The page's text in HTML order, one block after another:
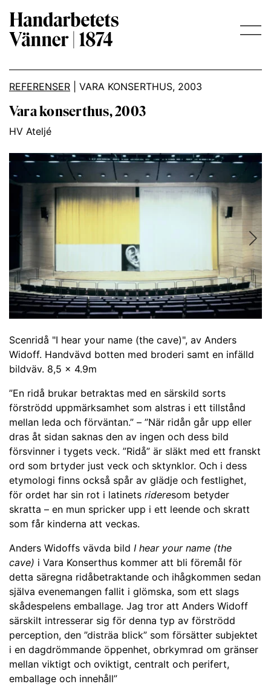
Main Navigation
REFERENSER VARA KONSERTHUS, 2003
Vara konserthus, 2003
HV Ateljé
Previous
Scenridå "I hear your name (the cave)", av Anders
Widoff. Handvävd botten med broderi samt en infälld
bildväv. 8,5 x 4.9m
”En ridå brukar betraktas med en särskild sorts
förströdd uppmärksamhet som alstras i ett tillstånd
mellan leda och förväntan.” – ”När ridån går upp eller
dras åt sidan saknas den av ingen och dess bild
försvinner i tygets veck. ”Ridå” är släkt med ett franskt
ord som brtyder just veck och sktynklor. Och i dess
etymologi finns också spår av glädje och festlighet,
för ordet har sin rot i latinets rideresom betyder
skratta – en mun spricker upp i ett leende och skratt
som får kinderna att veckas.
Anders Widoffs vävda bild I hear your name (the
cave) i Vara Konserthus kommer att bli föremål för
detta säregna ridåbetraktande och ihågkommen sedan
själva evenemangen fallit i glömska, som ett slags
skådespelens emballage. Jag tror att Anders Widoff
särskilt intresserar sig för denna typ av förströdd
perception, den ”disträa blick” som försätter subjektet
i en dagdrömmande öppenhet, obrkymrad om gränser
mellan viktigt och oviktigt, centralt och perifert,
emballage och innehåll”